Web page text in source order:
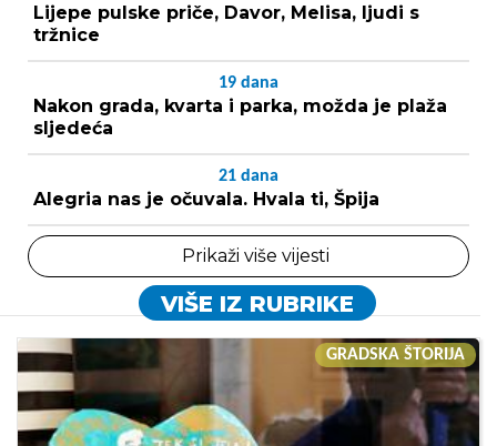
Lijepe pulske priče, Davor, Melisa, ljudi s
tržnice
19 dana
Nakon grada, kvarta i parka, možda je plaža
sljedeća
21 dana
Alegria nas je očuvala. Hvala ti, Špija
Prikaži više vijesti
VIŠE IZ RUBRIKE
GRADSKA ŠTORIJA